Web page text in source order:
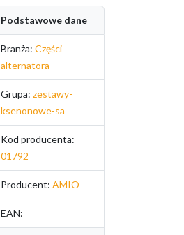
Podstawowe dane
Branża: Części
alternatora
Grupa: zestawy-
ksenonowe-sa
Kod producenta:
01792
Producent: AMIO
EAN: